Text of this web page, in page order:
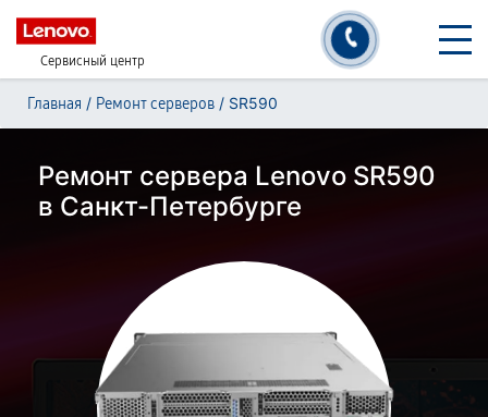
Сервисный центр
Главная / Ремонт серверов / SR590
Ремонт сервера Lenovo SR590
в Санкт-Петербурге